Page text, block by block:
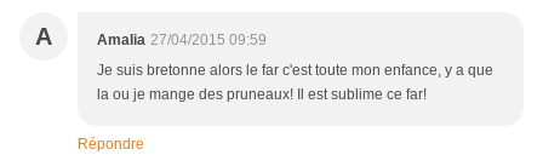
A Amalia 27/04/2015 09:59
Je suis bretonne alors le far c'est toute mon enfance, y a que
la ou je mange des pruneaux! Il est sublime ce far!
Répondre